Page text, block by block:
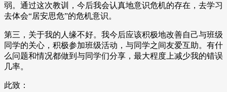
弱。通过这次教训，今后我会认真地意识危机的存在，去学习
去体会“居安思危”的危机意识。
第三，关于我的人缘不好。我今后应该积极地改善自己与班级
同学的关心，积极参加班级活动，与同学之间友爱互助。有什
么问题和情况都做到与同学们分享，最大程度上减少我的错误
几率。
此致：